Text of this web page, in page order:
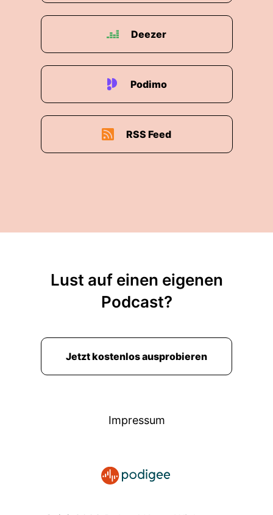
Deezer
Podimo
RSS Feed
Lust auf einen eigenen
Podcast?
Jetzt kostenlos ausprobieren
Impressum